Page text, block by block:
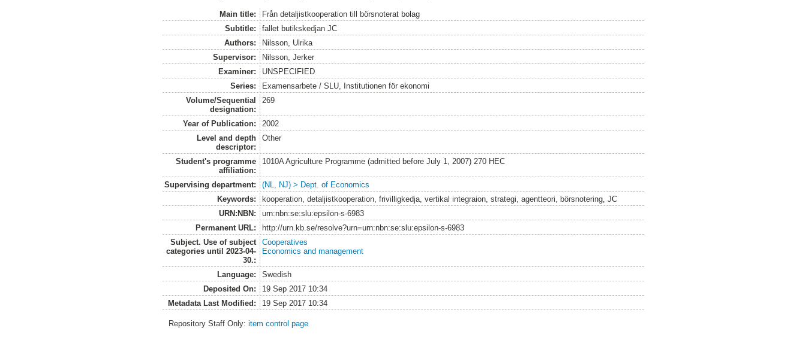
Main title:
Från detaljistkooperation till börsnoterat bolag
Subtitle:
fallet butikskedjan JC
Authors:
Nilsson, Ulrika
Supervisor:
Nilsson, Jerker
Examiner:
UNSPECIFIED
Series:
Examensarbete / SLU, Institutionen för ekonomi
Volume/Sequential
designation:
269
Year of Publication:
2002
Level and depth
descriptor:
Other
Student's programme
affiliation:
1010A Agriculture Programme (admitted before July 1, 2007) 270 HEC
Supervising department:
(NL, NJ) > Dept. of Economics
Keywords:
kooperation, detaljistkooperation, frivilligkedja, vertikal integraion, strategi, agentteori, börsnotering, JC
URN:NBN:
urn:nbn:se:slu:epsilon-s-6983
Permanent URL:
http://urn.kb.se/resolve?urn=urn:nbn:se:slu:epsilon-s-6983
Subject. Use of subject
categories until 2023-04-
30.:
Cooperatives
Economics and management
Language:
Swedish
Deposited On:
19 Sep 2017 10:34
Metadata Last Modified:
19 Sep 2017 10:34
Repository Staff Only:item control page